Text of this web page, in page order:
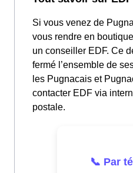
Si vous venez de
vous rendre en
un conseiller EDF. Ce
fermé l’ensemble de
les Pugnacais et
contacter EDF via
postale.
📞 Par